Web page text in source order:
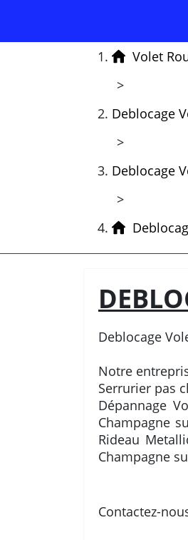
Volet
>
Deblocage
>
Deblocage
>
Deblocage
Notre
Serrurier pas
Dépannage
Champagne
Rideau
Champagne
Contactez-